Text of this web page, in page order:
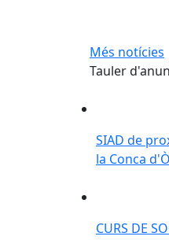
Més notícies
Tauler
SIAD de
la Conca
CURS DE